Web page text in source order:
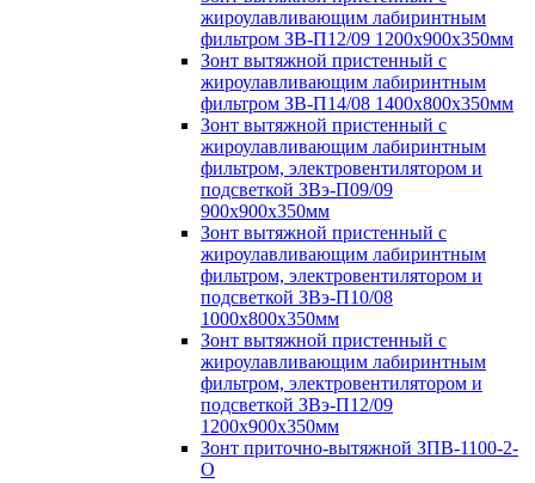
жироулавливающим лабиринтным
фильтром ЗВ-П12/09 1200х900х350мм
Зонт вытяжной пристенный с
жироулавливающим лабиринтным
фильтром ЗВ-П14/08 1400х800х350мм
Зонт вытяжной пристенный с
жироулавливающим лабиринтным
фильтром, электровентилятором и
подсветкой ЗВэ-П09/09
900х900х350мм
Зонт вытяжной пристенный с
жироулавливающим лабиринтным
фильтром, электровентилятором и
подсветкой ЗВэ-П10/08
1000х800х350мм
Зонт вытяжной пристенный с
жироулавливающим лабиринтным
фильтром, электровентилятором и
подсветкой ЗВэ-П12/09
1200х900х350мм
Зонт приточно-вытяжной ЗПВ-1100-2-
О